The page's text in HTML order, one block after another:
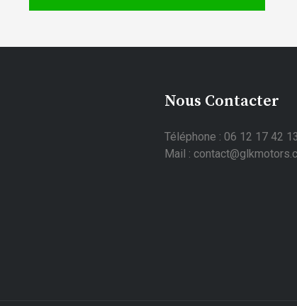
Nous Contacter
Téléphone : 06 12 17 42 13
Mail :